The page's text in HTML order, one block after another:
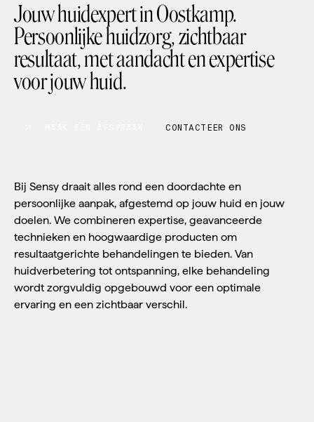
Jouw huidexpert in Oostkamp.
Persoonlijke huidzorg, zichtbaar
resultaat, met aandacht en expertise
voor jouw huid.
CONTACTEER ONS
Bij Sensy draait alles rond een doordachte en
persoonlijke aanpak, afgestemd op jouw huid en jouw
doelen. We combineren expertise, geavanceerde
technieken en hoogwaardige producten om
resultaatgerichte behandelingen te bieden. Van
huidverbetering tot ontspanning, elke behandeling
wordt zorgvuldig opgebouwd voor een optimale
ervaring en een zichtbaar verschil.